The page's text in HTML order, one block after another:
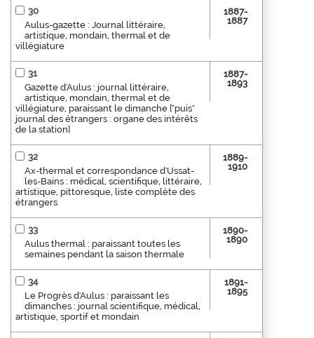
30
Aulus-gazette : Journal littéraire,
artistique, mondain, thermal et de
villégiature
1887-
1887
31
Gazette d'Aulus : journal littéraire,
artistique, mondain, thermal et de
villégiature, paraissant le dimanche ["puis"
journal des étrangers : organe des intérêts
de la station]
1887-
1893
32
Ax-thermal et correspondance d'Ussat-
les-Bains : médical, scientifique, littéraire,
artistique, pittoresque, liste complète des
étrangers
1889-
1910
33
Aulus thermal : paraissant toutes les
semaines pendant la saison thermale
1890-
1890
34
Le Progrès d'Aulus : paraissant les
dimanches : journal scientifique, médical,
artistique, sportif et mondain
1891-
1895